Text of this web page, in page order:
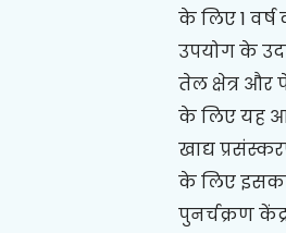
के लिए 1 वर्ष
उपयोग के
तेल क्षेत्र
के लिए यह
खाद्य
के लिए
पुनर्चक्रण